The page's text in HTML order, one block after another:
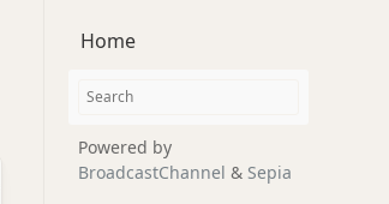
Home
Powered by
BroadcastChannel & Sepia